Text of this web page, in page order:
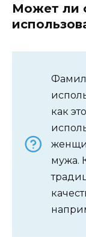
Может ли
как
мужа.